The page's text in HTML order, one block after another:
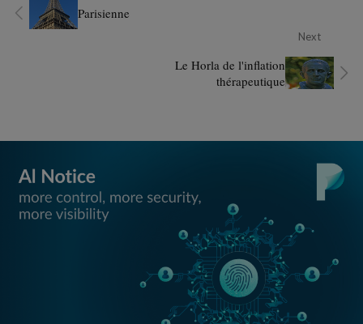
Parisienne
Next
Le Horla de l'inflation
thérapeutique